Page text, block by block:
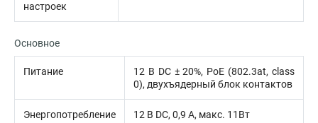
настроек
Основное
Питание
12 В DC ± 20%, PoE (802.3at, class
0), двухъядерный блок контактов
Энергопотребление
12 В DC, 0,9 А, макс. 11Вт